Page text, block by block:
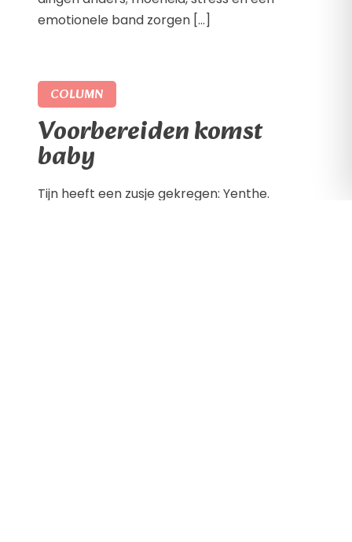
emotionele band zorgen […]
COLUMN
Voorbereiden komst
baby
Tijn heeft een zusje gekregen: Yenthe.